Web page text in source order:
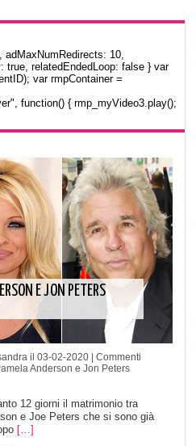
adMaxNumRedirects: 10,
relatedEndedLoop: false } var
var rmpContainer =
function() { rmp_myVideo3.play();
E JON PETERS
il 03-02-2020 | Commenti
Anderson e Jon Peters
12 giorni il matrimonio tra
e Joe Peters che si sono già
[…]